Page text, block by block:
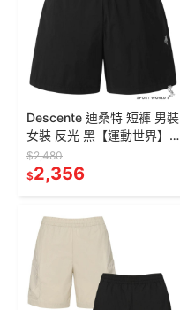
Descente 迪桑特 短褲 男裝
女裝 反光 黑【運動世界】
SR123RHP22-BLK0
$2,480
$2,356